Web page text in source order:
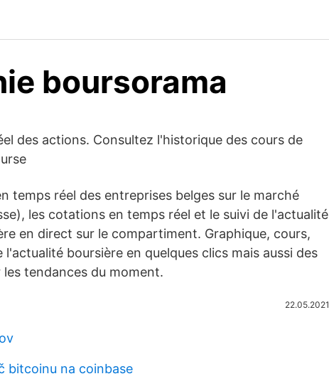
boursorama
des actions. Consultez l'historique des cours de
temps réel des entreprises belges sur le marché
les cotations en temps réel et le suivi de l'actualité
en direct sur le compartiment. Graphique, cours,
boursière en quelques clics mais aussi des
tendances du moment.
22.05.2021
bitcoinu na coinbase